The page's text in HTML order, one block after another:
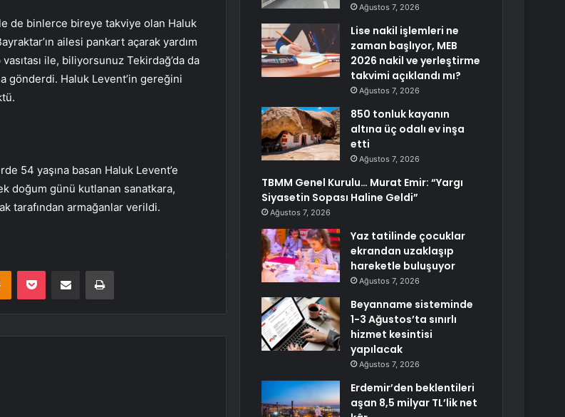
de binlerce bireye takviye olan Haluk
ailesi pankart açarak yardım
ile, biliyorsunuz Tekirdağ’da da
gönderdi. Haluk Levent’in gereğini
54 yaşına basan Haluk Levent’e
doğum günü kutlanan sanatkara,
tarafından armağanlar verildi.
Odnoklassniki
Pocket E-Posta ile paylaş Yazdır
Ağustos 7, 2026
Lise nakil işlemleri ne
zaman başlıyor, MEB
2026 nakil ve yerleştirme
takvimi açıklandı mı?
Ağustos 7, 2026
850 tonluk kayanın
altına üç odalı ev inşa
etti
Ağustos 7, 2026
TBMM Genel Kurulu… Murat Emir: “Yargı
Siyasetin Sopası Haline Geldi”
Ağustos 7, 2026
Yaz tatilinde çocuklar
ekrandan uzaklaşıp
hareketle buluşuyor
Ağustos 7, 2026
Beyanname sisteminde
1-3 Ağustos’ta sınırlı
hizmet kesintisi
yapılacak
Ağustos 7, 2026
Erdemir’den beklentileri
aşan 8,5 milyar TL’lik net